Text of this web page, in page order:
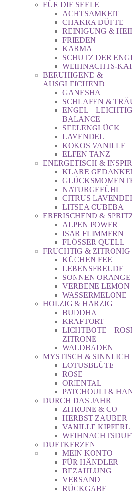
FÜR DIE SEELE
ACHTSAMKEIT
CHAKRA DÜFTE
REINIGUNG &
FRIEDEN
KARMA
SCHUTZ DER
WEIHNACHTS-
BERUHIGEND &
AUSGLEICHEND
GANESHA
SCHLAFEN &
ENGEL –
BALANCE
SEELENGLÜCK
LAVENDEL
KOKOS VANILLE
ELFEN TANZ
ENERGETISCH &
KLARE
NATURGEFÜHL
CITRUS
LITSEA CUBEBA
ERFRISCHEND &
ALPEN POWER
ISAR FLIMMERN
FLÖSSER QUELL
FRUCHTIG & ZITRONIG
KÜCHEN FEE
LEBENSFREUDE
SONNEN ORANGE
VERBENE LEMON
WASSERMELONE
HOLZIG & HARZIG
BUDDHA
KRAFTORT
LICHTBOTE –
ZITRONE
WALDBADEN
MYSTISCH & SINNLICH
LOTUSBLÜTE
ROSE
ORIENTAL
PATCHOULI &
DURCH DAS JAHR
ZITRONE & CO
HERBST ZAUBER
VANILLE KIPFERL
DUFTKERZEN
MEIN KONTO
FÜR HÄNDLER
BEZAHLUNG
VERSAND
RÜCKGABE